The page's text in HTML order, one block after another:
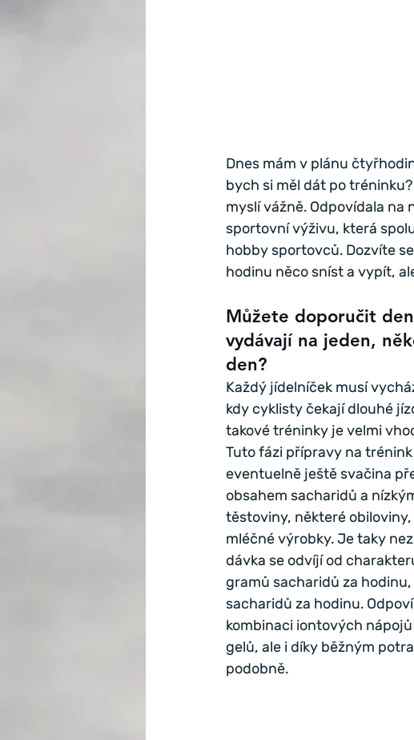
Dnes mám v plánu
bych si měl dát po
myslí vážně. Odpovídala na
sportovní výživu, která
hobby sportovců. Dozvíte
hodinu něco sníst a vypít,
Můžete doporučit
vydávají na jeden,
den?
Každý jídelníček musí
kdy cyklisty čekají dlouhé
takové tréninky je velmi
Tuto fázi přípravy na
eventuelně ještě svačina
obsahem sacharidů a
těstoviny, některé
mléčné výrobky. Je taky
dávka se odvíjí od
gramů sacharidů za
sacharidů za hodinu.
kombinaci iontových
gelů, ale i díky běžným
podobně.